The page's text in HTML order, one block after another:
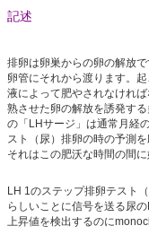
記述
排卵は卵巣からの卵の解放
卵管にそれから渡ります。
液によって肥やされなけれ
熟させた卵の解放を誘発す
の「LHサージ」は通常月経
スト（尿）排卵の時の予測
それはこの肥沃な時間の間
LH 1のステップ排卵テスト
らしいことに信号を送る尿
上昇値を検出するのに